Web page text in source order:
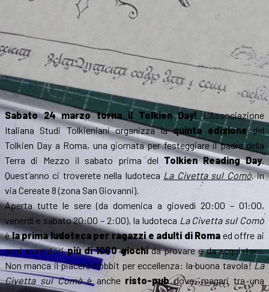
Sabato 24 marzo torna il Tolkien Day! L’Associazione
Italiana Studi Tolkieniani organizza laquinta edizionedel
Tolkien Day a Roma, una giornata per festeggiare il padre della
Terra di Mezzo il sabato prima del Tolkien Reading Day.
Quest’anno ci troverete nella ludoteca La Civetta sul Comò, in
via Cereate 8 (zona San Giovanni).
Aperta tutte le sere (da domenica a giovedì 20:00 – 01:00,
venerdì e sabato 20:00 – 2:00), la ludoteca La Civetta sul Comò
èla prima ludoteca per ragazzi e adulti di Roma ed offre ai
suoi avventoripiù di 1000 giochida provare e da acquistare.
Non manca il piacere hobbit per eccellenza: la buona tavola!La
Civetta sul Comòè anche risto-pubdove, magari tra una